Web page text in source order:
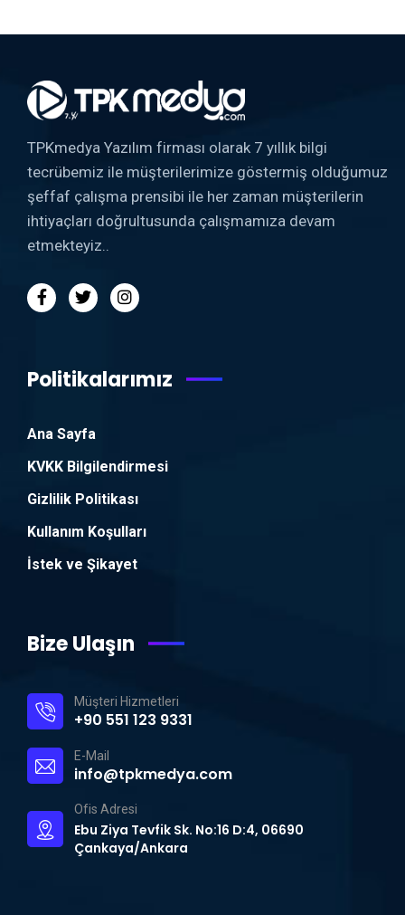
TPKmedya Yazılım firması olarak 7 yıllık bilgi
tecrübemiz ile müşterilerimize göstermiş olduğumuz
şeffaf çalışma prensibi ile her zaman müşterilerin
ihtiyaçları doğrultusunda çalışmamıza devam
etmekteyiz..
Politikalarımız
Ana Sayfa
KVKK Bilgilendirmesi
Gizlilik Politikası
Kullanım Koşulları
İstek ve Şikayet
Bize Ulaşın
Müşteri Hizmetleri
+90 551 123 9331
E-Mail
info@tpkmedya.com
Ofis Adresi
Ebu Ziya Tevfik Sk. No:16 D:4, 06690
Çankaya/Ankara